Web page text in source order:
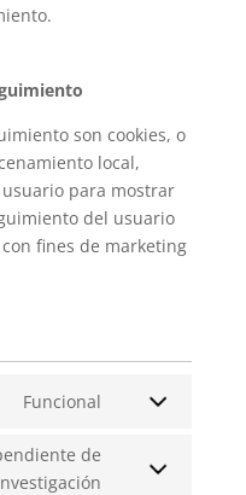
son cookies, o
local,
para mostrar
del usuario
fines de marketing
Funcional
de